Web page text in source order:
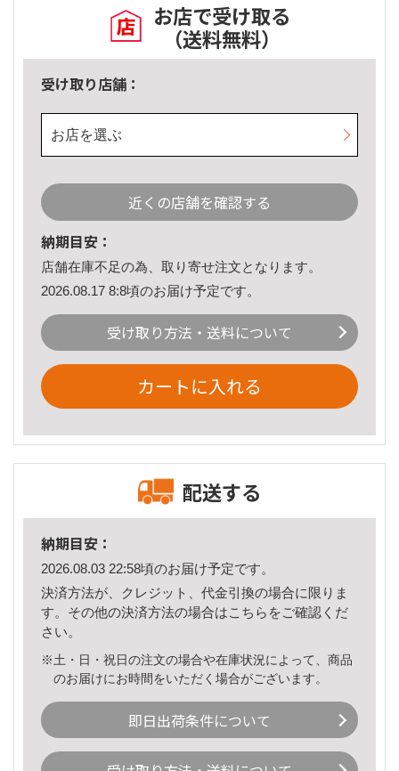
お店で受け取る
（送料無料）
受け取り店舗：
お店を選ぶ
近くの店舗を確認する
納期目安：
店舗在庫不足の為、取り寄せ注文となります。
2026.08.17 8:8頃のお届け予定です。
受け取り方法・送料について
カートに入れる
配送する
納期目安：
2026.08.03 22:58頃のお届け予定です。
決済方法が、クレジット、代金引換の場合に限りま
す。その他の決済方法の場合はこちら をご確認くだ
さい。
※土・日・祝日の注文の場合や在庫状況によって、商品
のお届けにお時間をいただく場合がございます。
即日出荷条件について